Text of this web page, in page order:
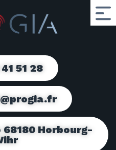
51 28
68180 Horbourg-